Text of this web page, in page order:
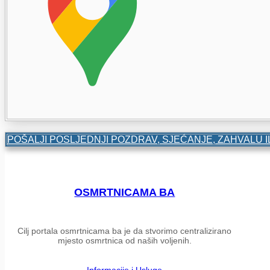
POŠALJI POSLJEDNJI POZDRAV, SJEĆANJE, ZAHVALU
OSMRTNICAMA BA
Cilj portala osmrtnicama ba je da stvorimo centralizirano
mjesto osmrtnica od naših voljenih.